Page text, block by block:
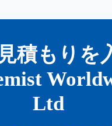
積もりを
Ltd